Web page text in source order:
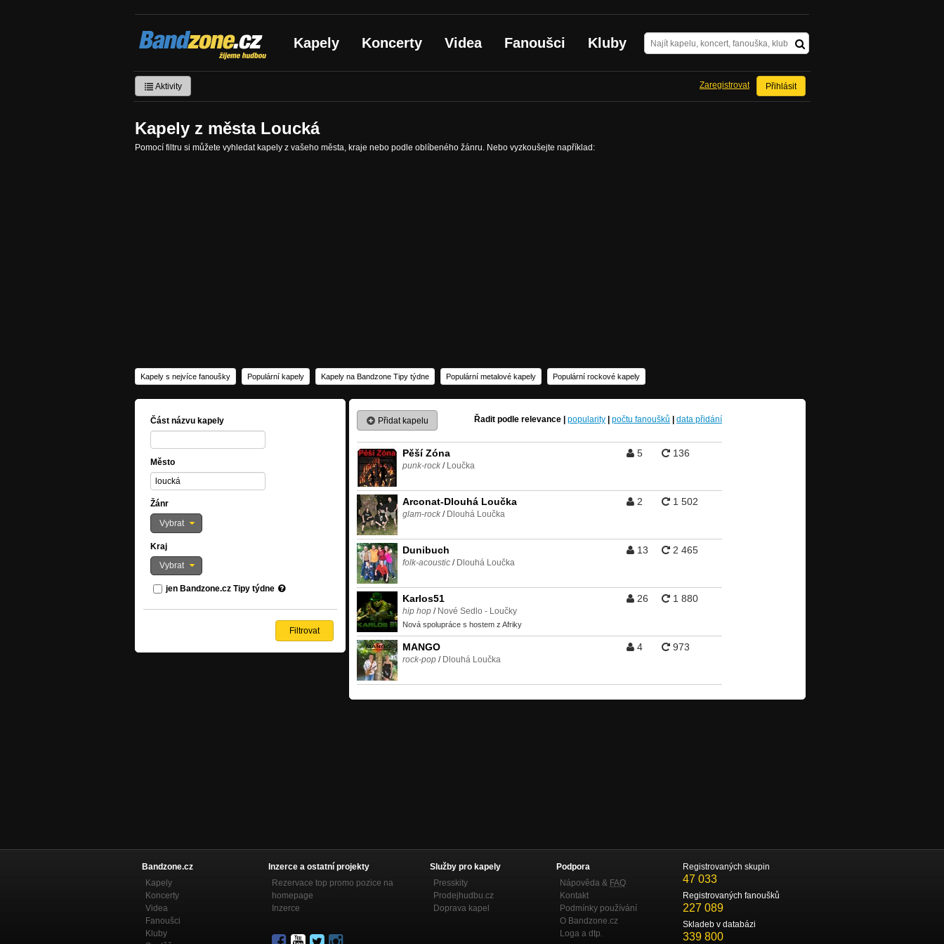
Bandzone.cz
žijeme hudbou Kapely Koncerty Videa Fanoušci Kluby
Aktivity Přihlásit
Zaregistrovat
Kapely z města Loucká
Pomocí filtru si můžete vyhledat kapely z vašeho města, kraje nebo podle oblíbeného žánru. Nebo vyzkoušejte například:
Kapely s nejvíce fanoušky Populární kapely Kapely na Bandzone Tipy týdne Populární metalové kapely Populární rockové kapely
Část názvu kapely
Město
Žánr
Vybrat
Kraj
Vybrat
jen Bandzone.cz Tipy týdne
Přidat kapelu Řadit podle relevance popularity počtu fanoušků data přidání
Pěší Zóna
punk-rock / Loučka
5 136
Arconat-Dlouhá Loučka
glam-rock / Dlouhá Loučka
2 1 502
Dunibuch
folk-acoustic / Dlouhá Loučka
13 2 465
Karlos51
hip hop / Nové Sedlo - Loučky
Nová spolupráce s hostem z Afriky
26 1 880
MANGO
rock-pop / Dlouhá Loučka
4 973
Bandzone.cz
Kapely
Koncerty
Videa
Fanoušci
Kluby
Inzerce a ostatní projekty
Rezervace top promo pozice na
homepage
Inzerce
Služby pro kapely
Presskity
Prodejhudbu.cz
Doprava kapel
Podpora
Nápověda & FAQ
Kontakt
Podmínky používání
O Bandzone.cz
Loga a dtp.
Registrovaných skupin
47 033
Registrovaných fanoušků
227 089
Skladeb v databázi
339 800